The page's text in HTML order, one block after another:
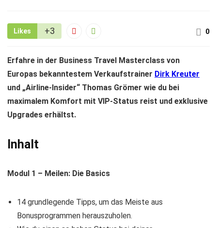
0
Likes +3
Erfahre in der Business Travel Masterclass von
Europas bekanntestem Verkaufstrainer Dirk Kreuter
und „Airline-Insider“ Thomas Grömer wie du bei
maximalem Komfort mit VIP-Status reist und exklusive
Upgrades erhältst.
Inhalt
Modul 1 – Meilen: Die Basics
14 grundlegende Tipps, um das Meiste aus
Bonusprogrammen herauszuholen.